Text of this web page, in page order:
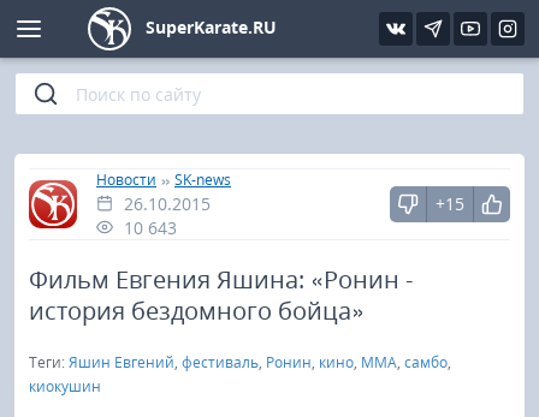
SuperKarate.RU
Главная
»
Новости » SK-news
26.10.2015
10 643
+15
Фильм Евгения Яшина: «Ронин -
история бездомного бойца»
Теги:Яшин Евгений, фестиваль, Ронин, кино, ММА, самбо,
киокушин
Киокушинкай
Кёкусин (IFK)
Шинкиокушинкай
Кекусин-кан
Бокс
Фото
Видео
Интервью
Статьи
Уроки каратэ
Файлы
Библиотека